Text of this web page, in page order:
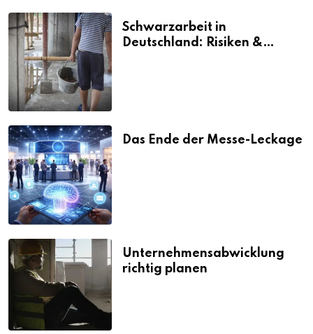
Schwarzarbeit in
Deutschland: Risiken &
Das Ende der Messe-Leckage
Unternehmensabwicklung
richtig planen